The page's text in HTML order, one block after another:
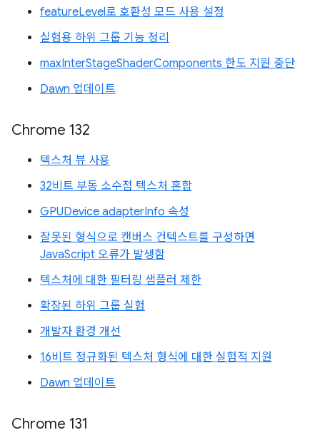
featureLevel로 호환성 모드 사용 설정
실험용 하위 그룹 기능 정리
maxInterStageShaderComponents 한도 지원 중단
Dawn 업데이트
Chrome 132
텍스처 뷰 사용
32비트 부동 소수점 텍스처 혼합
GPUDevice adapterInfo 속성
잘못된 형식으로 캔버스 컨텍스트를 구성하면
JavaScript 오류가 발생함
텍스처에 대한 필터링 샘플러 제한
확장된 하위 그룹 실험
개발자 환경 개선
16비트 정규화된 텍스처 형식에 대한 실험적 지원
Dawn 업데이트
Chrome 131